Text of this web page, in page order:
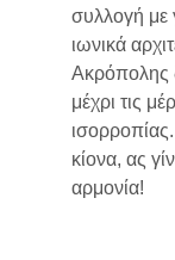
συλλογή με
ιωνικά
Ακρόπολης
μέχρι τις
κίονα, ας
αρμονία!